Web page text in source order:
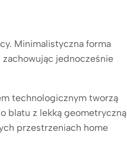
Minimalistyczna forma
zachowując jednocześnie
technologicznym tworzą
blatu z lekką geometryczną
przestrzeniach home